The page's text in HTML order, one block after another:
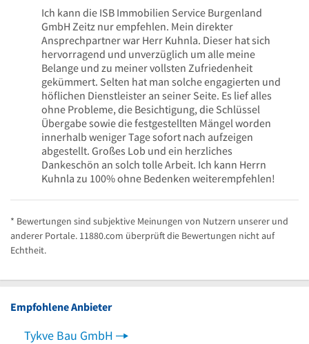
Ich kann die ISB Immobilien Service Burgenland
GmbH Zeitz nur empfehlen. Mein direkter
Ansprechpartner war Herr Kuhnla. Dieser hat sich
hervorragend und unverzüglich um alle meine
Belange und zu meiner vollsten Zufriedenheit
gekümmert. Selten hat man solche engagierten und
höflichen Dienstleister an seiner Seite. Es lief alles
ohne Probleme, die Besichtigung, die Schlüssel
Übergabe sowie die festgestellten Mängel worden
innerhalb weniger Tage sofort nach aufzeigen
abgestellt. Großes Lob und ein herzliches
Dankeschön an solch tolle Arbeit. Ich kann Herrn
Kuhnla zu 100% ohne Bedenken weiterempfehlen!
* Bewertungen sind subjektive Meinungen von Nutzern unserer und
anderer Portale. 11880.com überprüft die Bewertungen nicht auf
Echtheit.
Empfohlene Anbieter
Tykve Bau GmbH